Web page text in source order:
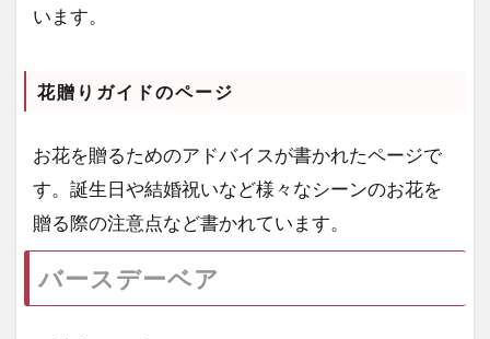
います。
花贈りガイドのページ
お花を贈るためのアドバイスが書かれたページで
す。誕生日や結婚祝いなど様々なシーンのお花を
贈る際の注意点など書かれています。
バースデーベア